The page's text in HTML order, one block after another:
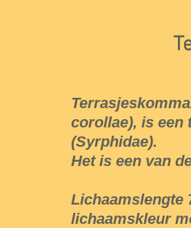
corollae), is een
(Syrphidae).
Het is een van
Lichaamslengte
lichaamskleur